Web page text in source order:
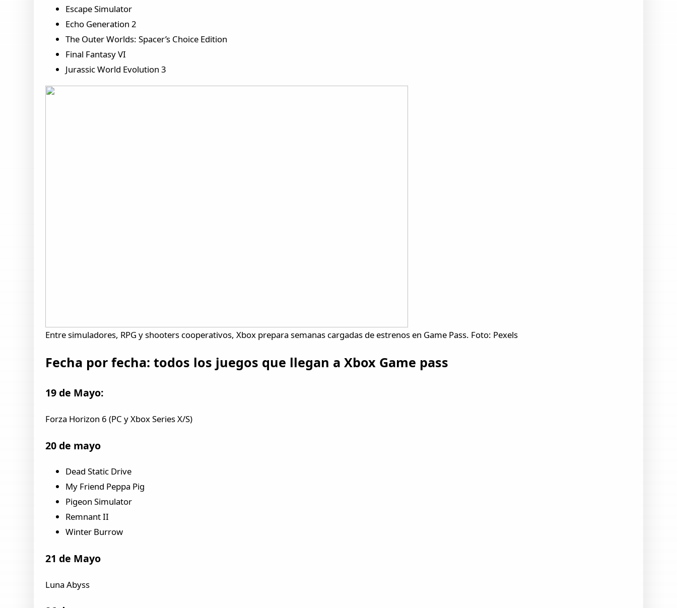
Escape Simulator
Echo Generation 2
The Outer Worlds: Spacer’s Choice Edition
Final Fantasy VI
Jurassic World Evolution 3
Entre simuladores, RPG y shooters cooperativos, Xbox prepara semanas cargadas de estrenos en Game Pass. Foto: Pexels
Fecha por fecha: todos los juegos que llegan a Xbox Game pass
19 de Mayo:
Forza Horizon 6 (PC y Xbox Series X/S)
20 de mayo
Dead Static Drive
My Friend Peppa Pig
Pigeon Simulator
Remnant II
Winter Burrow
21 de Mayo
Luna Abyss